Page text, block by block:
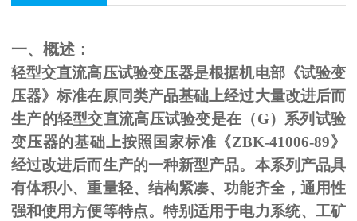
一、概述：
轻型交直流高压试验变压器是根据机电部《试验变
压器》标准在原同类产品基础上经过大量改进后而
生产的轻型交直流高压试验变是在（G）系列试验
变压器的基础上按照国家标准《ZBK-41006-89》
经过改进后而生产的一种新型产品。本系列产品具
有体积小、重量轻、结构紧凑、功能齐全，通用性
强和使用方便等特点。特别适用于电力系统、工矿